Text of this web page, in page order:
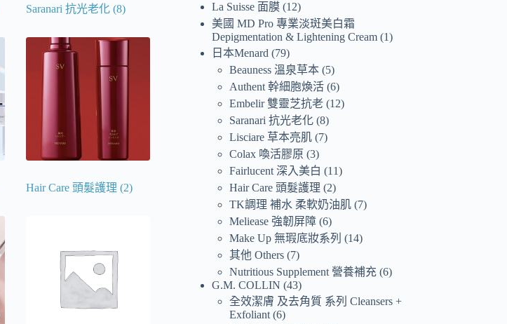
Saranari 抗光老化(8)
Hair Care 頭髮護理(2)
La Suisse 面膜 12
美國 MD Pro 專業淡斑美白霜
Depigmentation & Lightening Cream 1
日本Menard
79
Beauness 溫泉草本 5
Authent 幹細胞煥活 6
Embelir 雙靈芝抗老 12
Saranari 抗光老化 8
Lisciare 草本亮肌 7
Colax 喚活膠原 3
Fairlucent 深入美白
11
Hair Care 頭髮護理
2
TK調理 補水 柔軟奶油肌 7
Meliease 強韌屏障 6
Make Up 無瑕底妝系列
14
其他 Others 7
Nutritious Supplement 營養補充 6
G.M. COLLIN 43
全效潔膚 及去角質 系列 Cleansers +
Exfoliant 6